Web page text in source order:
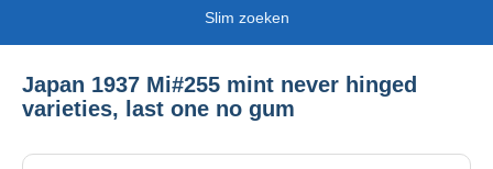
Slim zoeken
Japan 1937 Mi#255 mint never hinged
varieties, last one no gum